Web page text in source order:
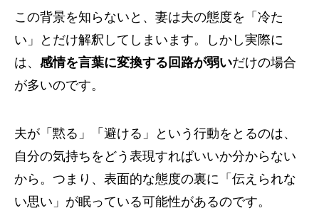
この背景を知らないと、妻は夫の態度を「冷た
い」とだけ解釈してしまいます。しかし実際に
は、 感情を言葉に変換する回路が弱いだけの場合
が多いのです。
夫が「黙る」「避ける」という行動をとるのは、
自分の気持ちをどう表現すればいいか分からない
から。つまり、表面的な態度の裏に「伝えられな
い思い」が眠っている可能性があるのです。